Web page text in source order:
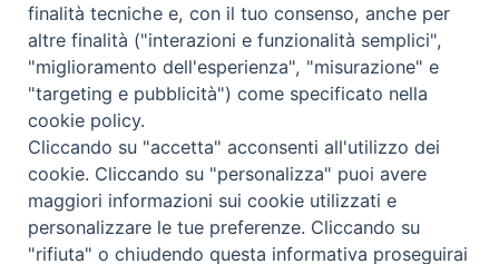
CONTATTI
info@fermodiocesi.it
pec:economato.diocesifermo@legalmail.it
SEGUICI SU
Facebook
Instagram
X YouTube
Feed
Copyright © Arcidiocesi di Fermo
finalità tecniche e, con il tuo consenso, anche per
altre finalità ("interazioni e funzionalità semplici",
"miglioramento dell'esperienza", "misurazione" e
"targeting e pubblicità") come specificato nella
cookie policy.
Cliccando su "accetta" acconsenti all'utilizzo dei
cookie. Cliccando su "personalizza" puoi avere
maggiori informazioni sui cookie utilizzati e
personalizzare le tue preferenze. Cliccando su
"rifiuta" o chiudendo questa informativa proseguirai